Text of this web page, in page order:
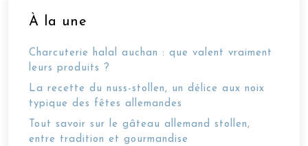
À la une
Charcuterie halal auchan : que valent vraiment
leurs produits ?
La recette du nuss-stollen, un délice aux noix
typique des fêtes allemandes
Tout savoir sur le gâteau allemand stollen,
entre tradition et gourmandise